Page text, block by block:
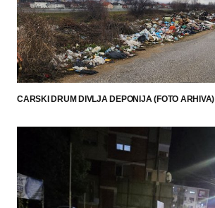
CARSKI DRUM DIVLJA DEPONIJA (FOTO ARHIVA)